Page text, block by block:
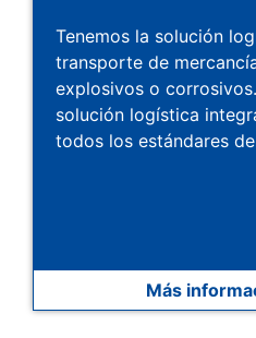
Tenemos la solución
transporte de
explosivos o
solución logística
todos los estándares
Más